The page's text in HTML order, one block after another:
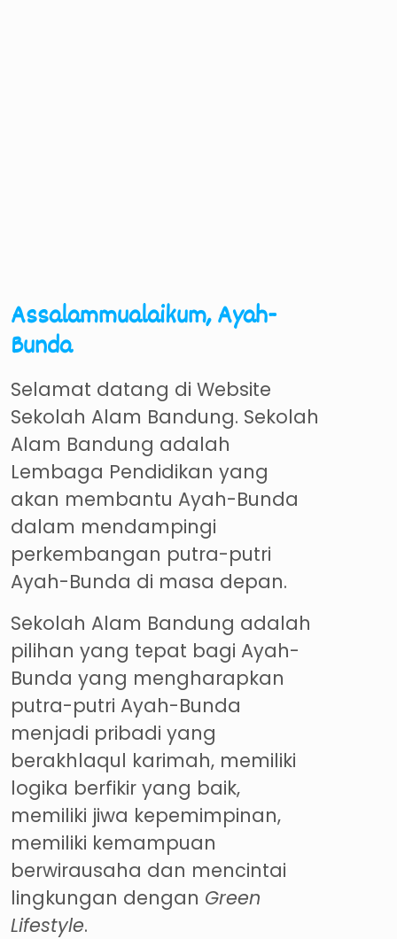
Assalammualaikum, Ayah-
Bunda
Selamat datang di Website
Sekolah Alam Bandung. Sekolah
Alam Bandung adalah
Lembaga Pendidikan yang
akan membantu Ayah-Bunda
dalam mendampingi
perkembangan putra-putri
Ayah-Bunda di masa depan.
Sekolah Alam Bandung adalah
pilihan yang tepat bagi Ayah-
Bunda yang mengharapkan
putra-putri Ayah-Bunda
menjadi pribadi yang
berakhlaqul karimah, memiliki
logika berfikir yang baik,
memiliki jiwa kepemimpinan,
memiliki kemampuan
berwirausaha dan mencintai
lingkungan dengan Green
Lifestyle.